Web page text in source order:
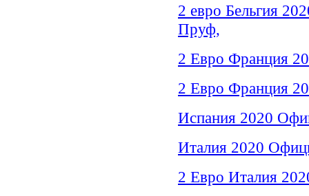
2 евро Бельгия
Пруф,
2 Евро Франция
2 Евро Франция
Испания 2020
Италия 2020
2 Евро Италия